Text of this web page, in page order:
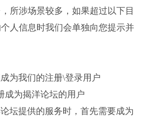
所涉场景较多，如果超过以下目
人信息时我们会单独向您提示并
我们的注册\登录用户
为揭洋论坛的用户
提供的服务时，首先需要成为